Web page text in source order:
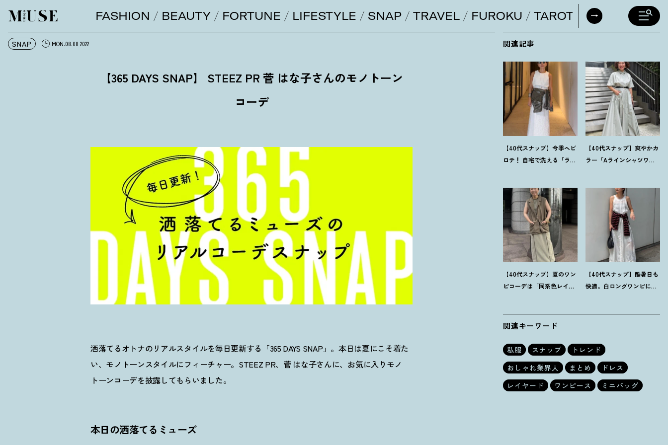
オトナミューズ ウェブFASHION BEAUTY FORTUNE LIFESTYLE SNAP TRAVEL FUROKU TAROT DAILY
SNAP MON.08.08 2022
【365 DAYS SNAP】 STEEZ PR 菅 はな子さんのモノトーン
コーデ
洒落てるオトナのリアルスタイルを毎日更新する「365 DAYS SNAP」。本日は夏にこそ着た
い、モノトーンスタイルにフィーチャー。STEEZ PR、菅 はな子さんに、お気に入りモノ
トーンコーデを披露してもらいました。
本日の洒落てるミューズ
関連記事
【40代スナップ】今季ヘビ
ロテ ！ 自宅で洗える「ラッ
【40代スナップ】爽やかカ
ラー「Aラインシャツワン
【40代スナップ】夏のワン
ピコーデは「同系色レイ
【40代スナップ】酷暑日も
快適。白ロングワンピに
関連キーワード
私服 スナップ
トレンド
おしゃれ業界人
まとめ
ドレス
レイヤード
ワンピース ミニバッグ